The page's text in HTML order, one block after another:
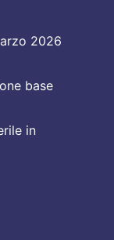
2026
base
in